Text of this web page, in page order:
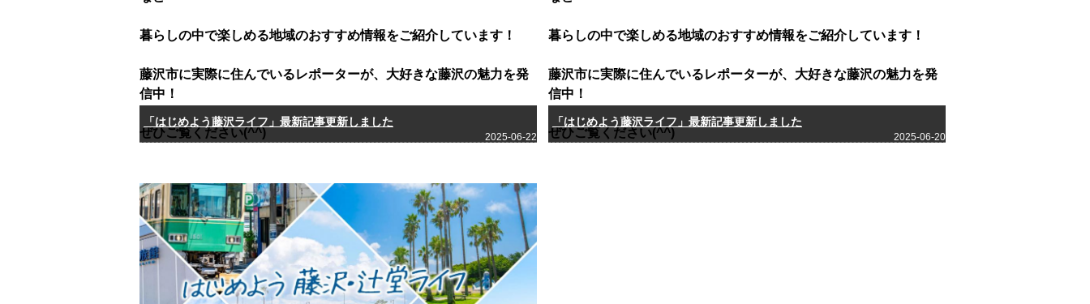
「はじめよう藤沢ライフ」最新記事更新しました
2025-06-22
暮らしの中で楽しめる地域のおすすめ情報をご紹介しています！
藤沢市に実際に住んでいるレポーターが、大好きな藤沢の魅力を発
信中！
ぜひご覧ください(^^)
「はじめよう藤沢ライフ」最新記事更新しました
2025-06-20
暮らしの中で楽しめる地域のおすすめ情報をご紹介しています！
藤沢市に実際に住んでいるレポーターが、大好きな藤沢の魅力を発
信中！
ぜひご覧ください(^^)